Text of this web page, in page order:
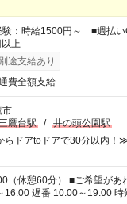
験：時給1500円～ ■週払
上
途支給あり
費全額支給
市
鷹台駅 / 井の頭公園駅
ドアtoドアで30分以内！
ご希望があれば下記シフトもOK！
遅番 10:00～19:00 時